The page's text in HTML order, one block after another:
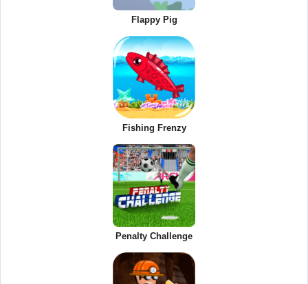
Flappy Pig
Fishing Frenzy
Penalty Challenge